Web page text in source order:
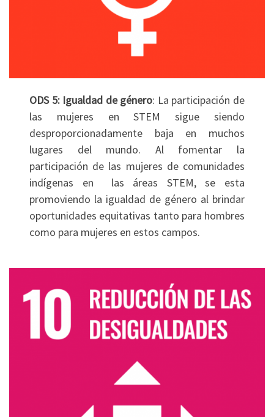
ODS 5: Igualdad de género: La participación de
las mujeres en STEM sigue siendo
desproporcionadamente baja en muchos
lugares del mundo. Al fomentar la
participación de las mujeres de comunidades
indígenas en las áreas STEM, se esta
promoviendo la igualdad de género al brindar
oportunidades equitativas tanto para hombres
como para mujeres en estos campos.